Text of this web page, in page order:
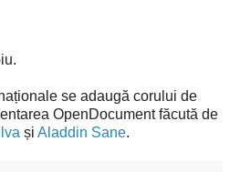
se adaugă corului de
OpenDocument făcută de
și Aladdin Sane.